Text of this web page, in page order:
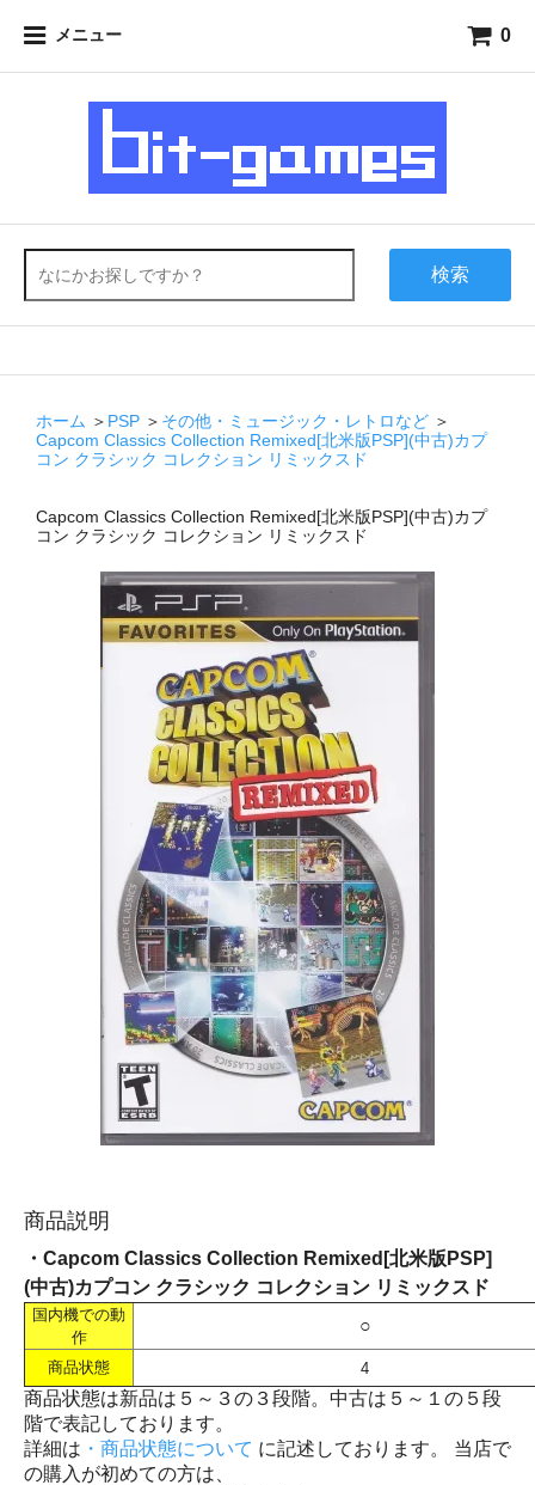
メニュー 0
検索
ホーム ＞ PSP ＞ その他・ミュージック・レトロなど ＞
Capcom Classics Collection Remixed[北米版PSP](中古)カプ
コン クラシック コレクション リミックスド
Capcom Classics Collection Remixed[北米版PSP](中古)カプ
コン クラシック コレクション リミックスド
商品説明
・Capcom Classics Collection Remixed[北米版PSP]
(中古)カプコン クラシック コレクション リミックスド
国内機での動
作
○
商品状態 4
商品状態は新品は５～３の３段階。中古は５～１の５段
階で表記しております。
詳細は ・商品状態について に記述しております。 当店で
の購入が初めての方は、